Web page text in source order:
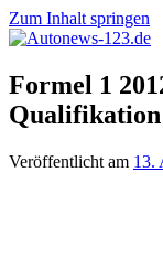
Zum Inhalt springen
Autonews-
123.de
Autonews
mit
Charme
Formel 1
Veröffentlicht am 13.